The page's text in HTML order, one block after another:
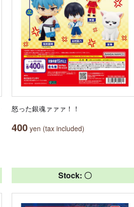
怒った銀魂ァァァ！！
400 yen (tax included)
Stock: 〇